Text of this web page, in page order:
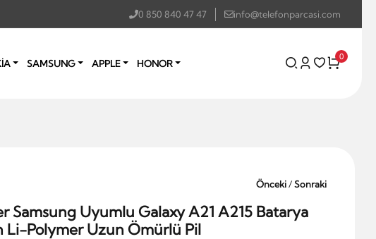
0 850 840 47 47 info@telefonparcasi.com
SAMSUNG APPLE HONOR
0
Önceki/Sonraki
Samsung Uyumlu Galaxy A21 A215 Batarya
Li-Polymer Uzun Ömürlü Pil